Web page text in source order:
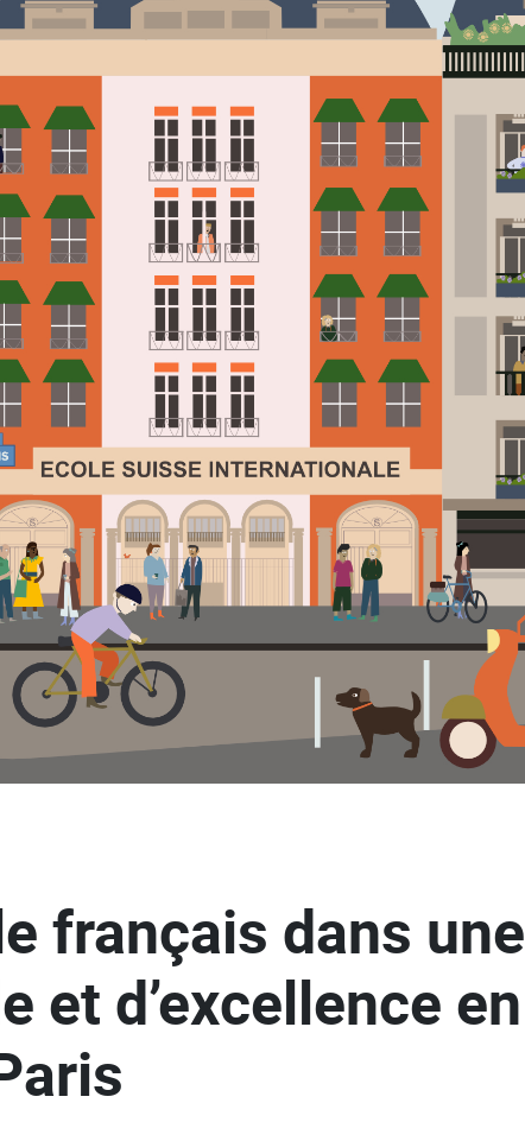
français dans une
et d’excellence en